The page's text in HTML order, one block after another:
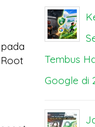
Tembus
Google di